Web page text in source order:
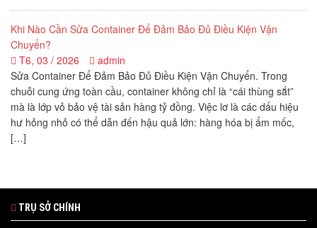
Khi Nào Cần Sửa Container Để Đảm Bảo Đủ Điều Kiện Vận
Chuyển?
T6, 03 / 2026
admin
Sửa Container Để Đảm Bảo Đủ Điều Kiện Vận Chuyển. Trong
chuỗi cung ứng toàn cầu, container không chỉ là “cái thùng sắt”
mà là lớp vỏ bảo vệ tài sản hàng tỷ đồng. Việc lơ là các dấu hiệu
hư hỏng nhỏ có thể dẫn đến hậu quả lớn: hàng hóa bị ẩm mốc,
[…]
TRỤ SỞ CHÍNH